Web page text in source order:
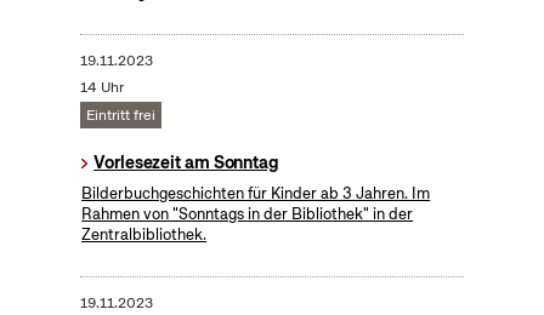
19.11.2023
14 Uhr
Eintritt frei
Vorlesezeit am Sonntag
Bilderbuchgeschichten für Kinder ab 3 Jahren. Im
Rahmen von "Sonntags in der Bibliothek" in der
Zentralbibliothek.
19.11.2023